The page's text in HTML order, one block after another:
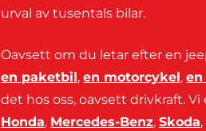
urval av tusentals bilar.
Oavsett om du letar efter en
en paketbil, en motorcykel, en
det hos oss, oavsett drivkraft.
Honda, Mercedes-Benz, Skoda,